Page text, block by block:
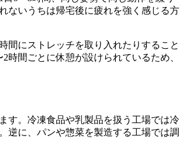
ないうちは帰宅後に疲れを強く感じる方
間にストレッチを取り入れたりすること
時間ごとに休憩が設けられているため、
す。冷凍食品や乳製品を扱う工場では冷
。逆に、パンや惣菜を製造する工場では調